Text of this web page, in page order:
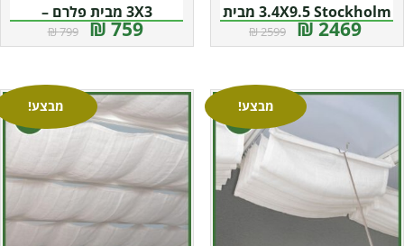
3.4X9.5 Stockholm מבית
פלרם – Canopia
2469 ₪
2599 ₪
3X3 מבית פלרם –
Canopia759 ₪
799 ₪
מבצע! מבצע!